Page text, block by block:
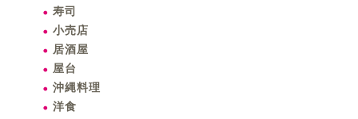
寿司
小売店
居酒屋
屋台
沖縄料理
洋食